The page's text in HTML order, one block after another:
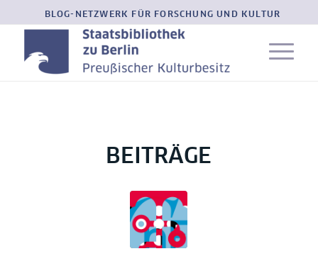
BLOG-NETZWERK FÜR FORSCHUNG UND KULTUR
BEITRÄGE